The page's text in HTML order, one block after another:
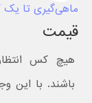
ماهی‌گیری تا یک
قیمت
هیچ کس
باشند. با این